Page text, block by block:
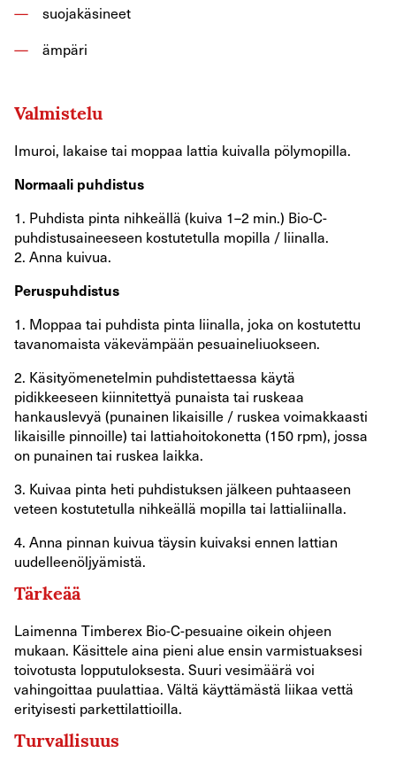
suojakäsineet
ämpäri
Valmistelu
Imuroi, lakaise tai moppaa lattia kuivalla pölymopilla.
Normaali puhdistus
1. Puhdista pinta nihkeällä (kuiva 1–2 min.) Bio-C-
puhdistusaineeseen kostutetulla mopilla / liinalla.
2. Anna kuivua.
Peruspuhdistus
1. Moppaa tai puhdista pinta liinalla, joka on kostutettu
tavanomaista väkevämpään pesuaineliuokseen.
2. Käsityömenetelmin puhdistettaessa käytä
pidikkeeseen kiinnitettyä punaista tai ruskeaa
hankauslevyä (punainen likaisille / ruskea voimakkaasti
likaisille pinnoille) tai lattiahoitokonetta (150 rpm), jossa
on punainen tai ruskea laikka.
3. Kuivaa pinta heti puhdistuksen jälkeen puhtaaseen
veteen kostutetulla nihkeällä mopilla tai lattialiinalla.
4. Anna pinnan kuivua täysin kuivaksi ennen lattian
uudelleenöljyämistä.
Tärkeää
Laimenna Timberex Bio-C-pesuaine oikein ohjeen
mukaan. Käsittele aina pieni alue ensin varmistuaksesi
toivotusta lopputuloksesta. Suuri vesimäärä voi
vahingoittaa puulattiaa. Vältä käyttämästä liikaa vettä
erityisesti parkettilattioilla.
Turvallisuus